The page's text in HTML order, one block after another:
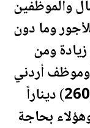
والموظفين
وما دون
ومن
عامل وموظف أردني
مشترك بالضمان حالياً على أجر (260) ديناراً
بحاجة